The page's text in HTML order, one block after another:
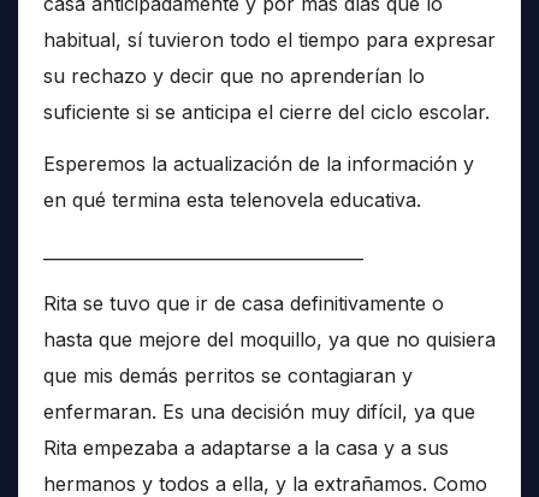
habitual, sí tuvieron todo el tiempo para expresar
su rechazo y decir que no aprenderían lo
suficiente si se anticipa el cierre del ciclo escolar.
Esperemos la actualización de la información y
en qué termina esta telenovela educativa.
Rita se tuvo que ir de casa definitivamente o
hasta que mejore del moquillo, ya que no quisiera
que mis demás perritos se contagiaran y
enfermaran. Es una decisión muy difícil, ya que
Rita empezaba a adaptarse a la casa y a sus
hermanos y todos a ella, y la extrañamos. Como